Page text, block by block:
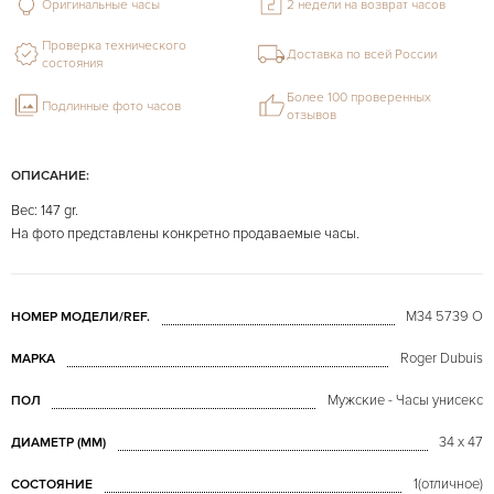
ОПИСАНИЕ:
Вес: 147 gr.
На фото представлены конкретно продаваемые часы.
НОМЕР МОДЕЛИ/REF. M34 5739 O
МАРКА Roger Dubuis
ПОЛ Мужские - Часы унисекс
ДИАМЕТР (MM) 34 x 47
СОСТОЯНИЕ 1(отличное)
Оригинальные часы 2 недели на возврат часов
Проверка технического
состояния
Доставка по всей России
Подлинные фото часов
Более 100 проверенных
отзывов